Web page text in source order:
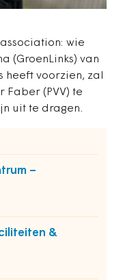
wie
(GroenLinks) van
voorzien, zal
Faber (PVV) te
uit te dragen.
–
&